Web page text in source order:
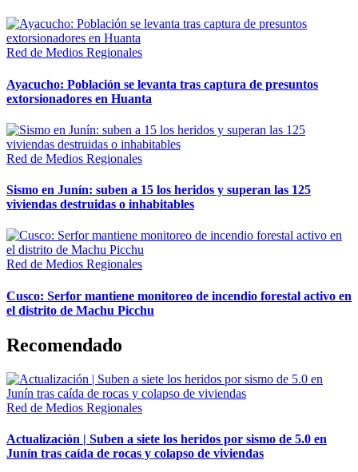
Red de Medios Regionales
Ayacucho: Población se levanta tras captura de presuntos
extorsionadores en Huanta
Red de Medios Regionales
Sismo en Junín: suben a 15 los heridos y superan las 125
viviendas destruidas o inhabitables
Red de Medios Regionales
Cusco: Serfor mantiene monitoreo de incendio forestal activo en
el distrito de Machu Picchu
Recomendado
Red de Medios Regionales
Actualización | Suben a siete los heridos por sismo de 5.0 en
Junín tras caída de rocas y colapso de viviendas